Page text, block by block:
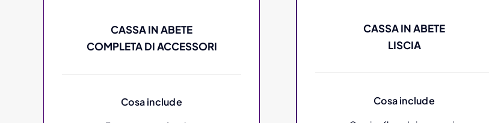
CASSA IN ABETE
COMPLETA DI ACCESSORI
Cosa include
CASSA IN ABETE
LISCIA
Cosa include